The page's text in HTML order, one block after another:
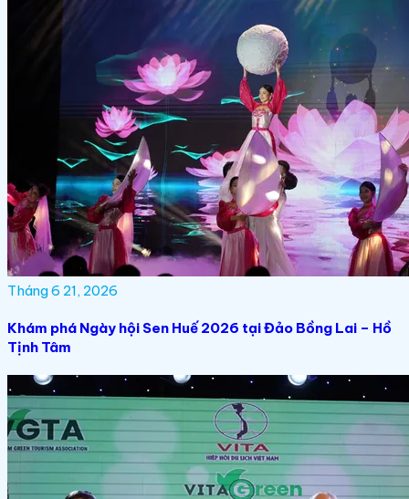
Tháng 6 21, 2026
Khám phá Ngày hội Sen Huế 2026 tại Đảo Bồng Lai – Hồ
Tịnh Tâm